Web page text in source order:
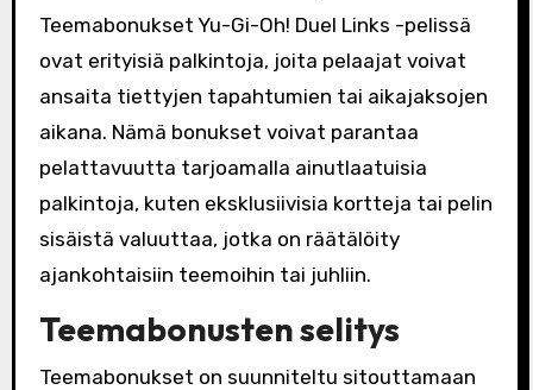
Teemabonukset Yu-Gi-Oh! Duel Links -pelissä
ovat erityisiä palkintoja, joita pelaajat voivat
ansaita tiettyjen tapahtumien tai aikajaksojen
aikana. Nämä bonukset voivat parantaa
pelattavuutta tarjoamalla ainutlaatuisia
palkintoja, kuten eksklusiivisia kortteja tai pelin
sisäistä valuuttaa, jotka on räätälöity
ajankohtaisiin teemoihin tai juhliin.
Teemabonusten selitys
Teemabonukset on suunniteltu sitouttamaan